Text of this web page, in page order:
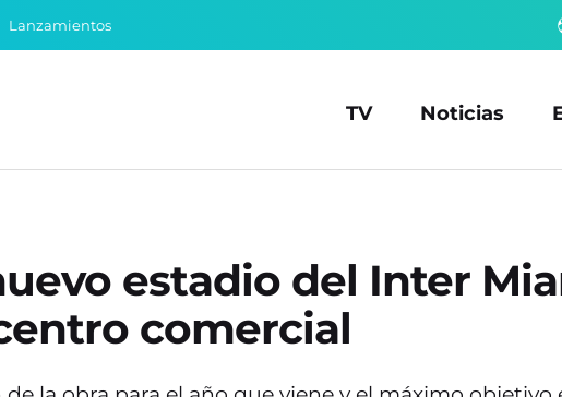
Lanzamientos
TV Noticias
estadio del Inter
comercial